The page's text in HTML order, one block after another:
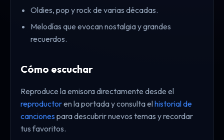
Oldies, pop y rock de varias décadas.
Melodías que evocan nostalgia y grandes
recuerdos.
Cómo escuchar
Reproduce la emisora directamente desde el
reproductoren la portada y consulta elhistorial de
canciones para descubrir nuevos temas y recordar
tus favoritos.